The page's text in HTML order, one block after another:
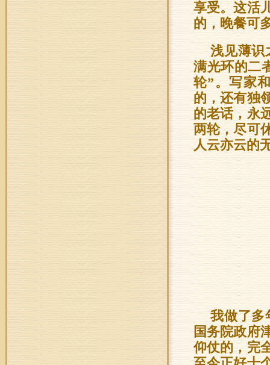
享受。这活
的，晚餐可
浅见薄识
满光环的二
轮”。写家
的，还有独
的老话，永
两轮，尽可
人云亦云的
我做了多
国务院政府
仰仗的，完